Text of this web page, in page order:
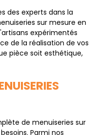
des experts dans la
sur mesure en
expérimentés
de la réalisation de vos
pièce soit esthétique,
de menuiseries sur
Parmi nos